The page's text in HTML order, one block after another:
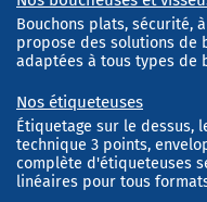
Bouchons plats, sécurité,
propose des solutions de
adaptées à tous types de
Nos étiqueteuses
Étiquetage sur le dessus,
technique 3 points,
complète d'étiqueteuses
linéaires pour tous